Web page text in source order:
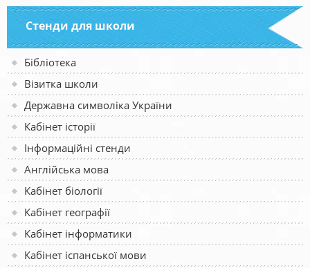
Стенди для школи
Бібліотека
Візитка школи
Державна символіка України
Кабінет історії
Інформаційні стенди
Англійська мова
Кабінет біології
Кабінет географії
Кабінет інформатики
Кабінет іспанської мови